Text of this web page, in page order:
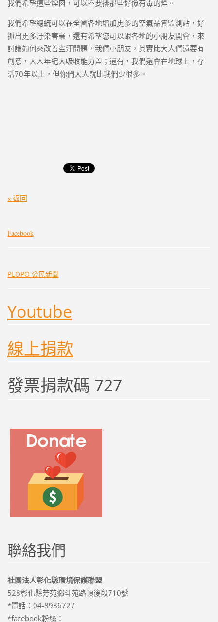
我們希望這些煙囪，可以不要排那些好像有毒的煙。
我們希望總統可以在全國各地增加更多的空氣品質監測站，好
抓出更多汙染害蟲，還有希望您可以跟各地的小朋友開會，來
討論如何來改善空汙問題，我們小朋友，其實比大人們還要有
創意，大人年紀大吸收能力差；還有，我們還會在地球上，存
活70年以上，但你們大人就比我們少很多。
« 返回
Facebook
PEOPO 公民新聞
Youtube
線上捐款
發票捐款碼 727
聯絡我們
社團法人彰化縣環境保護聯盟
528彰化縣芳苑鄉斗苑路頂後段710號
*電話：04-8986727
*facebook粉絲：